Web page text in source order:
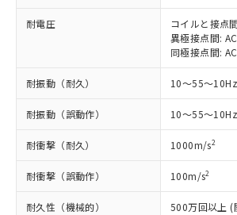
耐電圧
コイルと接点
異極接点間:
同極接点間:
耐振動（耐久） 10～55～
耐振動（誤動作） 10～55～
耐衝撃（耐久） 1000m/s2
耐衝撃（誤動作） 100m/s2
耐久性（機械的） 500万回以上
在庫状況および標準価格照
記載している更新日時点で
タに基づき作成されるもの
覧された時点での実際の在
準価格とは異なる場合があ
了承ください。
正式な納期状況および標準
様のお取引先、またはお客
ムロン制御機器販売店・当
ご相談ください。
オムロン制御機器販売店や
点は「
販売ネットワーク
むを得ず変更することがありま
*EU RoHS指令（10物質）：
鉛(Pb) 1000ppm以下、 水銀(Hg)
ミウム(Cd) 100ppm以下、
六価クロム(Cr(Ⅵ)) 1000ppm以下、ポリ
ル) (DEHP)(別名：DOP) 1000ppm以下、
ルベンジル（BBP） 1000ppm以下、フタ
（DBP） 1000ppm以下、フタル酸ジイソ
(DIBP) 1000ppm以下
但し、RoHS指令で産業用監視および制御
適用除外項目は除く。
フタル酸エステル類の４物質については
図的な使用がないことを確認しています。
「－」：未確認です。当社販売
*中国RoHS10物質の基準値 (GB/T26572)：
Pb(鉛) :1000ppm、 Hg(水銀) : 1000ppm
ム) : 100ppm、
Cr(Ⅵ)(六価クロム) : 1000ppm、 PBBs(ポ
ニル類) : 1000ppm、 PBDEs(ポリ臭化ジフ
ル類) : 1000ppm、
DBP(フタル酸ジブチル) : 1000ppm、
イソブチル) : 1000ppm、 BBP(フタル酸ブ
為替および外国貿易法に定
（以下｢規制貨物等」とい
または国外への提供する場
国政府の輸出許可(または
可)を取得するなどの必要
当社は規制貨物を破棄する
全に破砕するなど、違法に
いよう必要な手段を講じま
当社は貴社製品を、核兵器
ル、化学兵器、生物兵器ま
武器並びにこれらの製造装
○ 一定数以上の在庫あり
△ 一定数には満たないが
－
在庫なし(最新の在庫状
いては、お客様のお取